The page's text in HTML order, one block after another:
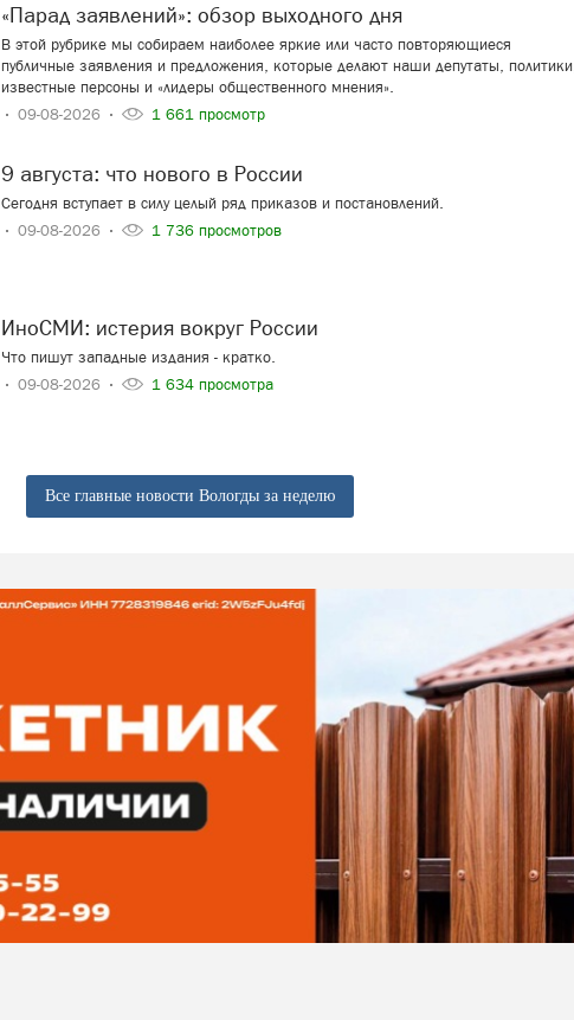
«Парад заявлений»: обзор выходного дня
В этой рубрике мы собираем наиболее яркие или часто повторяющиеся
публичные заявления и предложения, которые делают наши депутаты, политики,
известные персоны и «лидеры общественного мнения».
09-08-2026
1 661 просмотр
9 августа: что нового в России
Сегодня вступает в силу целый ряд приказов и постановлений.
09-08-2026
1 736 просмотров
ИноСМИ: истерия вокруг России
Что пишут западные издания - кратко.
09-08-2026
1 634 просмотра
Все главные новости Вологды за неделю